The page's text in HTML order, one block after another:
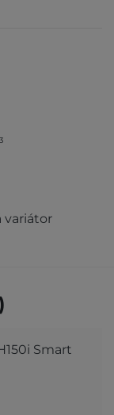
Smart